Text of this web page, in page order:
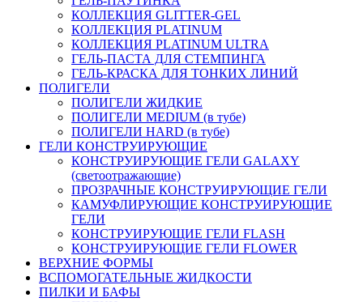
КОЛЛЕКЦИЯ GLITTER-GEL
КОЛЛЕКЦИЯ PLATINUM
КОЛЛЕКЦИЯ PLATINUM ULTRA
ГЕЛЬ-ПАСТА ДЛЯ СТЕМПИНГА
ГЕЛЬ-КРАСКА ДЛЯ ТОНКИХ ЛИНИЙ
ПОЛИГЕЛИ
ПОЛИГЕЛИ ЖИДКИЕ
ПОЛИГЕЛИ MEDIUM (в тубе)
ПОЛИГЕЛИ HARD (в тубе)
ГЕЛИ КОНСТРУИРУЮЩИЕ
КОНСТРУИРУЮЩИЕ ГЕЛИ GALAXY
(светоотражающие)
ПРОЗРАЧНЫЕ КОНСТРУИРУЮЩИЕ ГЕЛИ
КАМУФЛИРУЮЩИЕ КОНСТРУИРУЮЩИЕ
ГЕЛИ
КОНСТРУИРУЮЩИЕ ГЕЛИ FLASH
КОНСТРУИРУЮЩИЕ ГЕЛИ FLOWER
ВЕРХНИЕ ФОРМЫ
ВСПОМОГАТЕЛЬНЫЕ ЖИДКОСТИ
ПИЛКИ И БАФЫ